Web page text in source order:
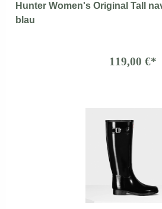
Hunter Women's Original Tall
blau
119,00 €*